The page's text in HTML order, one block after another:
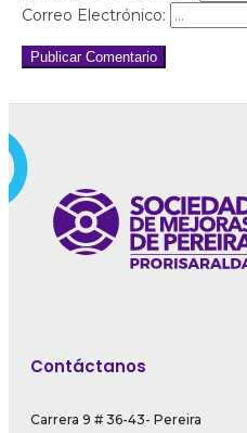
Correo Electrónico:
Publicar Comentario
Contáctanos
Carrera 9 # 36-43- Pereira